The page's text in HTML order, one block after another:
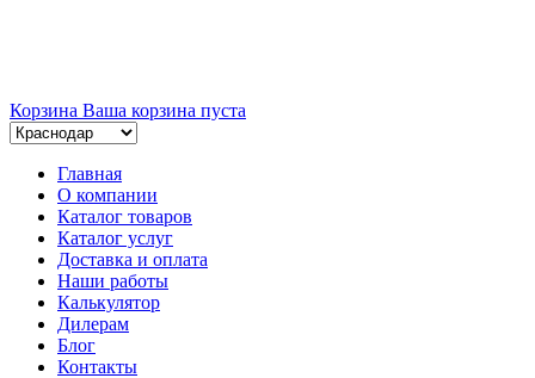
Корзина Ваша корзина пуста
Главная
О компании
Каталог товаров
Каталог услуг
Доставка и оплата
Наши работы
Калькулятор
Дилерам
Блог
Контакты